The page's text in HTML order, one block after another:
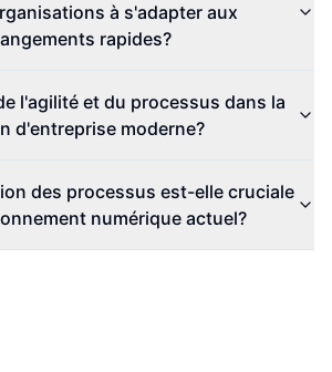
à s'adapter aux
rapides?
l'agilité et du processus dans la
d'entreprise moderne?
des processus est-elle cruciale
numérique actuel?